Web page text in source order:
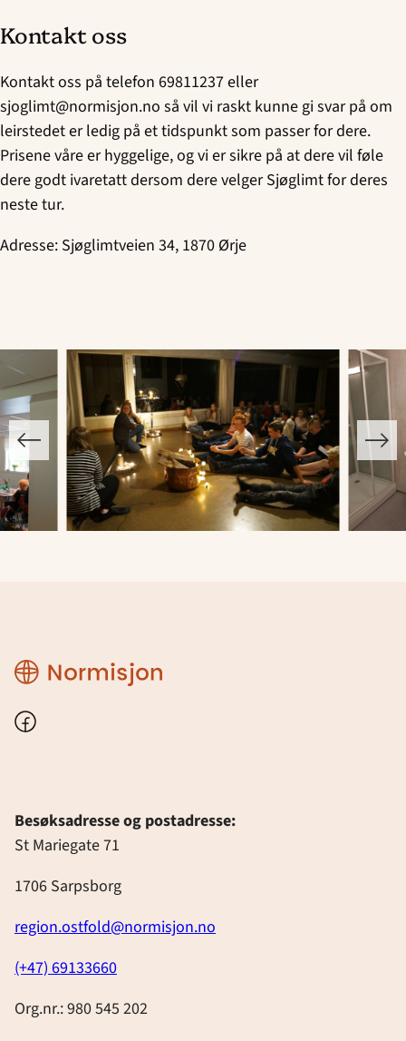
Kontakt oss
Kontakt oss på telefon 69811237 eller
sjoglimt@normisjon.no så vil vi raskt kunne gi svar på om
leirstedet er ledig på et tidspunkt som passer for dere.
Prisene våre er hyggelige, og vi er sikre på at dere vil føle
dere godt ivaretatt dersom dere velger Sjøglimt for deres
neste tur.
Adresse: Sjøglimtveien 34, 1870 Ørje
Region
Østfold
Facebook
Besøksadresse og postadresse:
St Mariegate 71
1706 Sarpsborg
region.ostfold@normisjon.no
(+47) 69133660
Org.nr.: 980 545 202